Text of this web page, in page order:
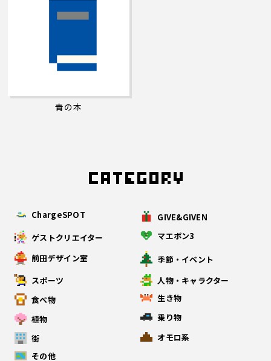
ChargeSPOT
GIVE&GIVEN
ゲストクリエイター
マエボン3
前田デザイン室
季節・イベント
スポーツ
人物・キャラクター
食べ物
生き物
植物
乗り物
街
オモロ系
その他
青の本